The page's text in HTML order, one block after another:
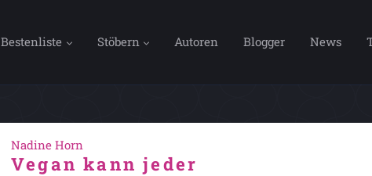
Bestenliste Stöbern Autoren Blogger News
Nadine Horn
Vegan kann jeder